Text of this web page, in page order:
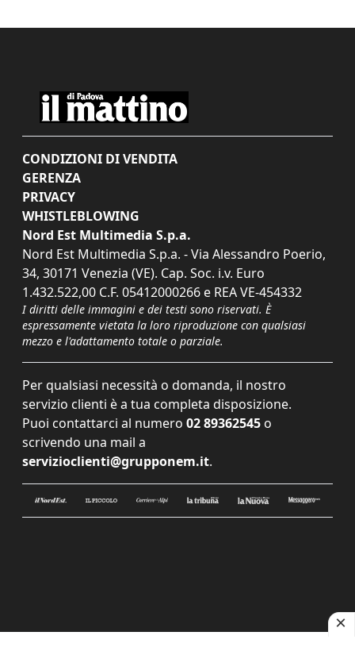
CONDIZIONI DI VENDITA
GERENZA
PRIVACY
WHISTLEBLOWING
Nord Est Multimedia S.p.a.
Nord Est Multimedia S.p.a. - Via Alessandro Poerio,
34, 30171 Venezia (VE). Cap. Soc. i.v. Euro
1.432.522,00 C.F. 05412000266 e REA VE-454332
I diritti delle immagini e dei testi sono riservati. È
espressamente vietata la loro riproduzione con qualsiasi
mezzo e l'adattamento totale o parziale.
Per qualsiasi necessità o domanda, il nostro
servizio clienti è a tua completa disposizione.
Puoi contattarci al numero 02 89362545 o
scrivendo una mail a
servizioclienti@grupponem.it.